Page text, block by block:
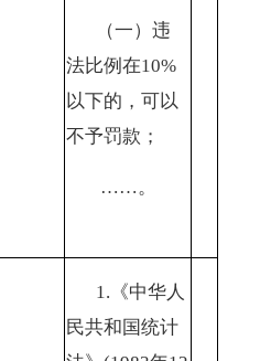
（一）违
法比例在10%
以下的，可以
不予罚款；
……。
1.《中华人
民共和国统计